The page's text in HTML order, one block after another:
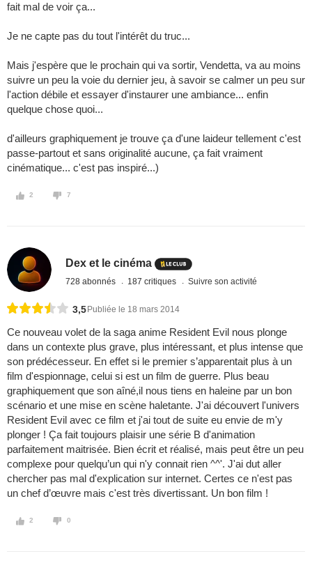
fait mal de voir ça...
Je ne capte pas du tout l'intérêt du truc...
Mais j'espère que le prochain qui va sortir, Vendetta, va au moins
suivre un peu la voie du dernier jeu, à savoir se calmer un peu sur
l'action débile et essayer d'instaurer une ambiance... enfin
quelque chose quoi...
d'ailleurs graphiquement je trouve ça d'une laideur tellement c'est
passe-partout et sans originalité aucune, ça fait vraiment
cinématique... c'est pas inspiré...)
2 7
Dex et le cinéma
728 abonnés 187 critiques Suivre son activité
3,5 Publiée le 18 mars 2014
Ce nouveau volet de la saga anime Resident Evil nous plonge
dans un contexte plus grave, plus intéressant, et plus intense que
son prédécesseur. En effet si le premier s’apparentait plus à un
film d'espionnage, celui si est un film de guerre. Plus beau
graphiquement que son aîné,il nous tiens en haleine par un bon
scénario et une mise en scène haletante. J'ai découvert l'univers
Resident Evil avec ce film et j'ai tout de suite eu envie de m'y
plonger ! Ça fait toujours plaisir une série B d'animation
parfaitement maitrisée. Bien écrit et réalisé, mais peut être un peu
complexe pour quelqu’un qui n'y connait rien ^^'. J'ai dut aller
chercher pas mal d'explication sur internet. Certes ce n'est pas
un chef d’œuvre mais c'est très divertissant. Un bon film !
2 0